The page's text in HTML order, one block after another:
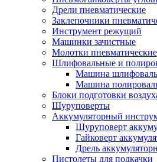
Дрели пневматические
Заклепочники
Инструмент режущий
Машинки зачистные
Молотки пневматические
Шлифовальные и
Машина
Машина
Блоки подготовки
Шуруповерты
Аккумуляторный
Шуруповерт
Гайковерт
Дрель
Пистолеты для подкачки